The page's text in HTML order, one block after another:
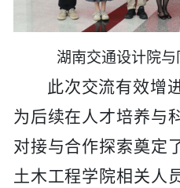
湖南交通设计院
此次交流有效增
为后续在人才培养与
对接与合作探索奠定
土木工程学院相关人员